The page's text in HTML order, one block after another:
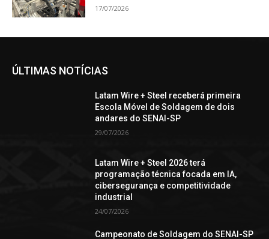
17/07/2026
ÚLTIMAS NOTÍCIAS
Latam Wire + Steel receberá primeira
Escola Móvel de Soldagem de dois
andares do SENAI-SP
29/07/2026
Latam Wire + Steel 2026 terá
programação técnica focada em IA,
cibersegurança e competitividade
industrial
24/07/2026
Campeonato de Soldagem do SENAI-SP